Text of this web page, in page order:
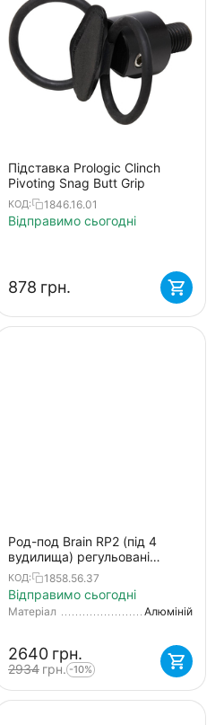
Підставка Prologic Clinch
Pivoting Snag Butt Grip
КОД: 1846.16.01
Відправимо сьогодні
‍878‍ грн.
Род-под Brain RP2 (під 4
вудилища) регульовані
телескопічні ніжки
КОД: 1858.56.37
Відправимо сьогодні
Матеріал Алюміній
‍2640‍ грн.
‍2934‍ грн. -10%